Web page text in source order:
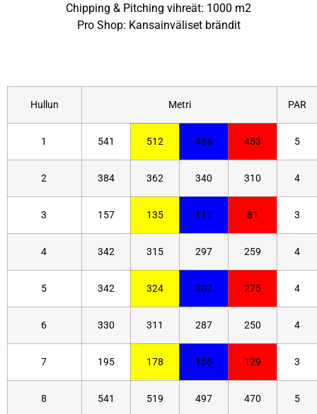
Chipping & Pitching vihreät: 1000 m2
Pro Shop: Kansainväliset brändit
Hullun Metri PAR
1 541 512 486 453 5
2 384 362 340 310 4
3 157 135 111 81 3
4 342 315 297 259 4
5 342 324 302 275 4
6 330 311 287 250 4
7 195 178 156 129 3
8 541 519 497 470 5